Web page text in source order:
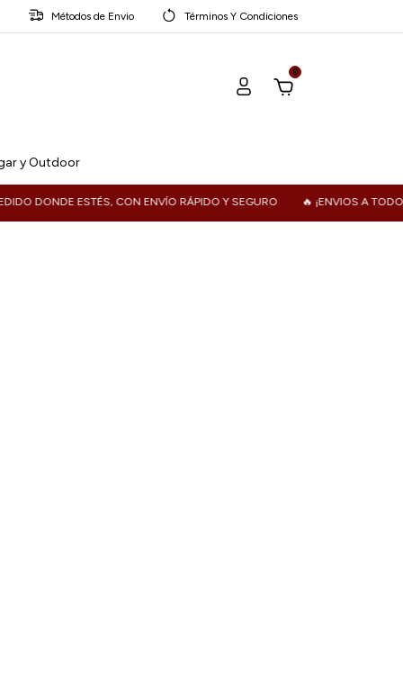
Métodos de Envio Términos Y Condiciones
0
y Outdoor
ESTÉS, CON ENVÍO RÁPIDO Y SEGURO 🔥 ¡ENVIOS A TODO EL PAÍS